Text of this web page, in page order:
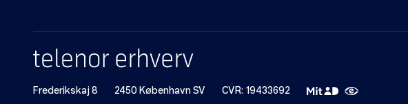
Frederikskaj 8 2450 København SV CVR: 19433692